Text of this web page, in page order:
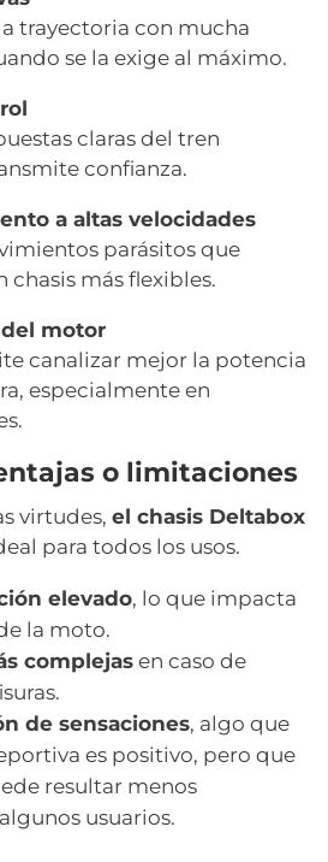
trayectoria con mucha
se la exige al máximo.
claras del tren
confianza.
a altas velocidades
parásitos que
chasis más flexibles.
motor
canalizar mejor la potencia
especialmente en
o limitaciones
virtudes,el chasis Deltabox
para todos los usos.
elevado, lo que impacta
la moto.
complejas en caso de
de sensaciones, algo que
es positivo, pero que
resultar menos
usuarios.